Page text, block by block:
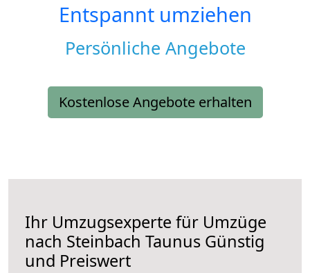
Entspannt umziehen
Persönliche Angebote
Kostenlose Angebote erhalten
Ihr Umzugsexperte für Umzüge
nach Steinbach Taunus Günstig
und Preiswert